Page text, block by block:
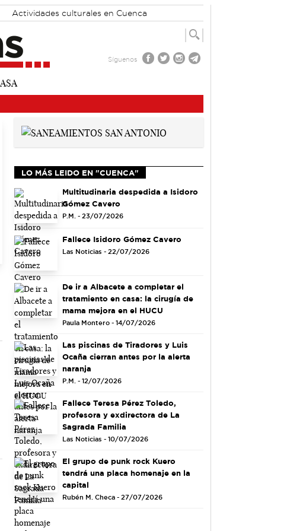
Actividades culturales en Cuenca
Síguenos
LO MÁS LEIDO EN "CUENCA"
Multitudinaria despedida a Isidoro
Gómez Cavero
P.M. - 23/07/2026
Fallece Isidoro Gómez Cavero
Las Noticias - 22/07/2026
De ir a Albacete a completar el
tratamiento en casa: la cirugía de
mama mejora en el HUCU
Paula Montero - 14/07/2026
Las piscinas de Tiradores y Luis
Ocaña cierran antes por la alerta
naranja
P.M. - 12/07/2026
Fallece Teresa Pérez Toledo,
profesora y exdirectora de La
Sagrada Familia
Las Noticias - 10/07/2026
El grupo de punk rock Kuero
tendrá una placa homenaje en la
capital
Rubén M. Checa - 27/07/2026